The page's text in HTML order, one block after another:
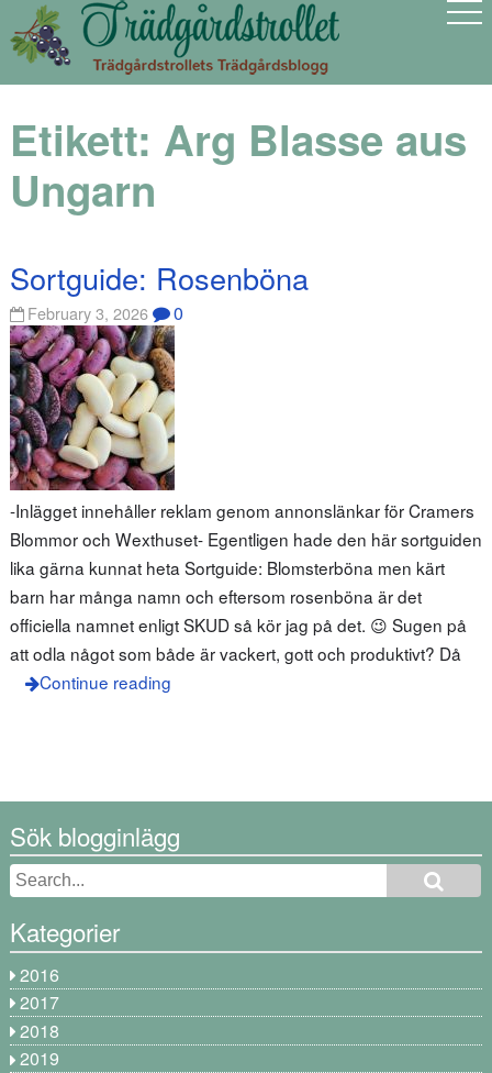
Etikett: Arg Blasse aus
Ungarn
Sortguide: Rosenböna
February 3, 2026 0
-Inlägget innehåller reklam genom annonslänkar för Cramers
Blommor och Wexthuset- Egentligen hade den här sortguiden
lika gärna kunnat heta Sortguide: Blomsterböna men kärt
barn har många namn och eftersom rosenböna är det
officiella namnet enligt SKUD så kör jag på det. 😉 Sugen på
att odla något som både är vackert, gott och produktivt? Då
Continue reading
Sök blogginlägg
Kategorier
2016
2017
2018
2019